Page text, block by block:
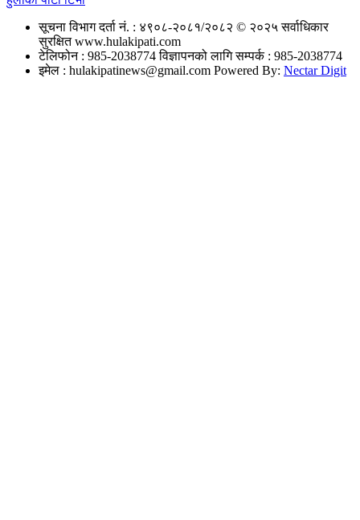
सूचना विभाग दर्ता नं. : ४९०८-२०८१/२०८२ © २०२५ सर्वाधिकार
सुरक्षित www.hulakipati.com
टेलिफोन : 985-2038774विज्ञापनको लागि सम्पर्क : 985-2038774
इमेल : hulakipatinews@gmail.com Powered By: Nectar Digit